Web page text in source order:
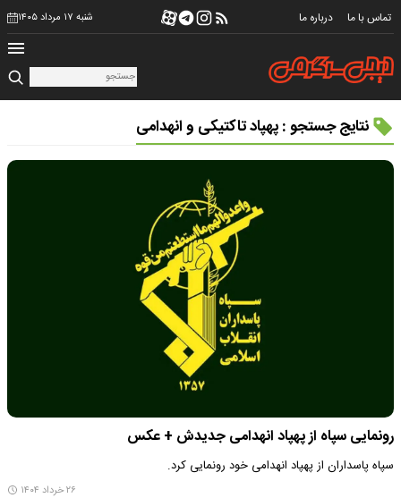
تماس با ما درباره ما شنبه ۱۷ مرداد ۱۴۰۵
نتایج جستجو : پهپاد تاکتیکی و انهدامی
رونمایی سپاه از پهپاد انهدامی جدیدش + عکس
سپاه پاسداران از پهپاد انهدامی خود رونمایی کرد.
۲۶ خرداد ۱۴۰۴